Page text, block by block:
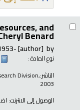
and
Benard.
by
[author]
نوع المادة :
الناشر:Division,
2003
الوصول إلى الانترنت: